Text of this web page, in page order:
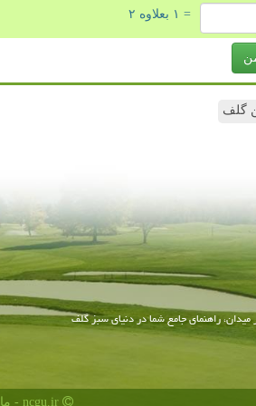
= ۱ بعلاوه ۲
گلف
راهنمای جامع شما در دنیای سبز گلف
ncgu.ir - مالکیت معنوی سایت انجمن گلف متعلق به مالکین آن می باشد